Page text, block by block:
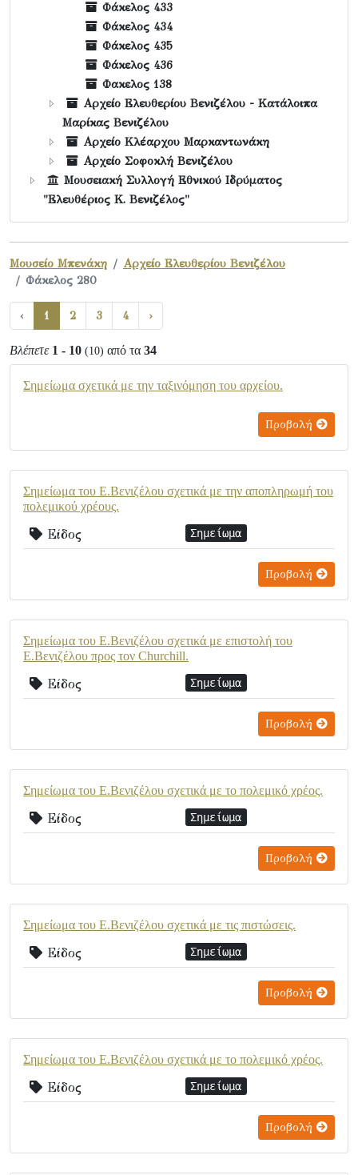
Φάκελος 433
Φάκελος 434
Φάκελος 435
Φάκελος 436
Φακελος 138
Αρχείο Ελευθερίου Βενιζέλου - Κατάλοιπα
Μαρίκας Βενιζέλου
Αρχείο Κλέαρχου Μαρκαντωνάκη
Αρχείο Σοφοκλή Βενιζέλου
Μουσειακή Συλλογή Εθνικού Ιδρύματος
"Ελευθέριος Κ. Βενιζέλος"
Μουσείο Μπενάκη
Αρχείο Ελευθερίου Βενιζέλου
Φάκελος 280
‹ 1 2 3 4 ›
Βλέπετε 1 - 10 (10) από τα 34
Σημείωμα σχετικά με την ταξινόμηση του αρχείου.
Προβολή
Σημείωμα του Ε.Βενιζέλου σχετικά με την αποπληρωμή του
πολεμικού χρέους.
Είδος Σημείωμα
Προβολή
Σημείωμα του Ε.Βενιζέλου σχετικά με επιστολή του
Ε.Βενιζέλου προς τον Churchill.
Είδος Σημείωμα
Προβολή
Σημείωμα του Ε.Βενιζέλου σχετικά με το πολεμικό χρέος.
Είδος Σημείωμα
Προβολή
Σημείωμα του Ε.Βενιζέλου σχετικά με τις πιστώσεις.
Είδος Σημείωμα
Προβολή
Σημείωμα του Ε.Βενιζέλου σχετικά με το πολεμικό χρέος.
Είδος Σημείωμα
Προβολή